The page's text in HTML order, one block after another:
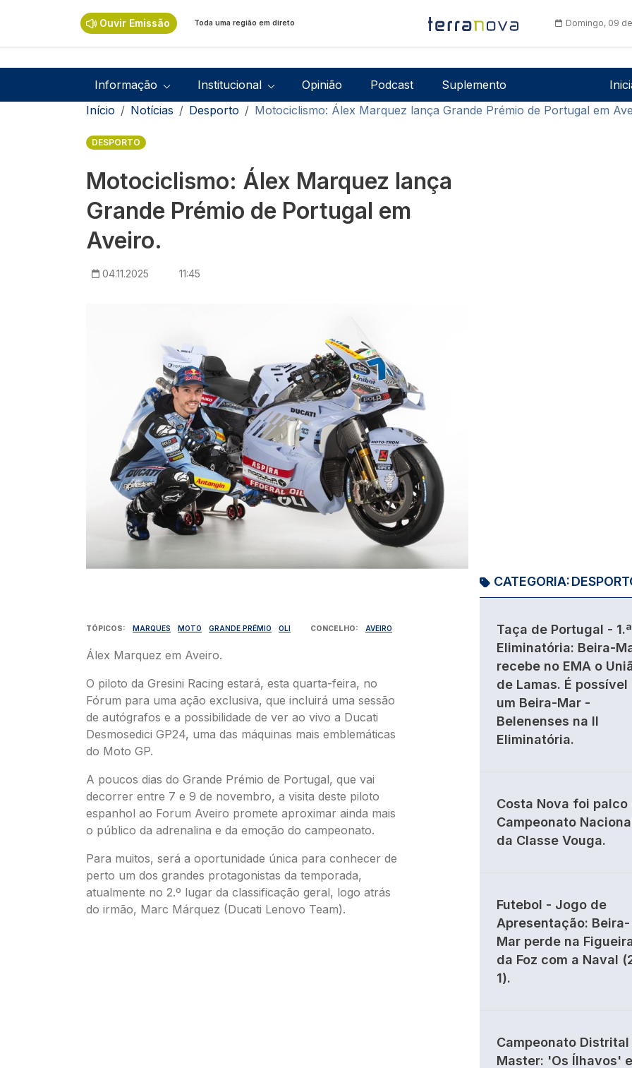
Ouvir Emissão Toda uma região em direto Domingo, 09
Navegação principal
Informação Institucional Opinião Podcast Suplemento
Navegação estrutural
Início Notícias Desporto Motociclismo: Álex Marquez lança Grande Prémio de Portugal em
DESPORTO
Motociclismo: Álex Marquez lança
Grande Prémio de Portugal em
Aveiro.
04.11.2025 11:45
TÓPICOS MARQUES MOTO GRANDE PRÉMIO OLI CONCELHO AVEIRO
Álex Marquez em Aveiro.
O piloto da Gresini Racing estará, esta quarta-feira, no
Fórum para uma ação exclusiva, que incluirá uma sessão
de autógrafos e a possibilidade de ver ao vivo a Ducati
Desmosedici GP24, uma das máquinas mais emblemáticas
do Moto GP.
A poucos dias do Grande Prémio de Portugal, que vai
decorrer entre 7 e 9 de novembro, a visita deste piloto
espanhol ao Forum Aveiro promete aproximar ainda mais
o público da adrenalina e da emoção do campeonato.
Para muitos, será a oportunidade única para conhecer de
perto um dos grandes protagonistas da temporada,
atualmente no 2.º lugar da classificação geral, logo atrás
do irmão, Marc Márquez (Ducati Lenovo Team).
CATEGORIA:
Taça de Portugal - 1.ª
Eliminatória: Beira-
recebe no EMA o
de Lamas. É possível
um Beira-Mar -
Belenenses na II
Eliminatória.
Costa Nova foi palco
Campeonato
da Classe Vouga.
Futebol - Jogo de
Apresentação: Beira-
Mar perde na
da Foz com a Naval
1).
Campeonato Distrital
Master: 'Os Ílhavos'